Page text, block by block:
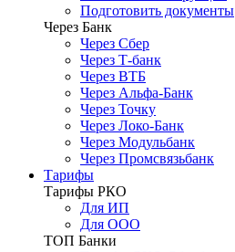
Подготовить документы
Через Банк
Через Сбер
Через Т-банк
Через ВТБ
Через Альфа-Банк
Через Точку
Через Локо-Банк
Через Модульбанк
Через Промсвязьбанк
Тарифы
Тарифы РКО
Для ИП
Для ООО
ТОП Банки